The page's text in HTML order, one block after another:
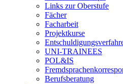
Links zur Oberstufe
Fächer
Facharbeit
Projektkurse
UNI-TRAINEES
POL&IS
Berufsberatung